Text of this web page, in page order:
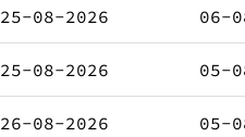
25-08-2026 06-
25-08-2026 05-
26-08-2026 05-